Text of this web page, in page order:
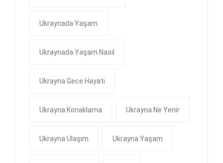
Ukraynada Yaşam
Ukraynada Yaşam Nasıl
Ukrayna Gece Hayatı
Ukrayna Konaklama Ukrayna Ne Yenir
Ukrayna Ulaşım Ukrayna Yaşam